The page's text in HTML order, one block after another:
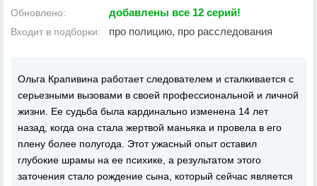
Обновлено: добавлены все 12 серий!
Входит в подборки: про полицию, про расследования
Ольга Крапивина работает следователем и сталкивается с
серьезными вызовами в своей профессиональной и личной
жизни. Ее судьба была кардинально изменена 14 лет
назад, когда она стала жертвой маньяка и провела в его
плену более полугода. Этот ужасный опыт оставил
глубокие шрамы на ее психике, а результатом этого
заточения стало рождение сына, который сейчас является